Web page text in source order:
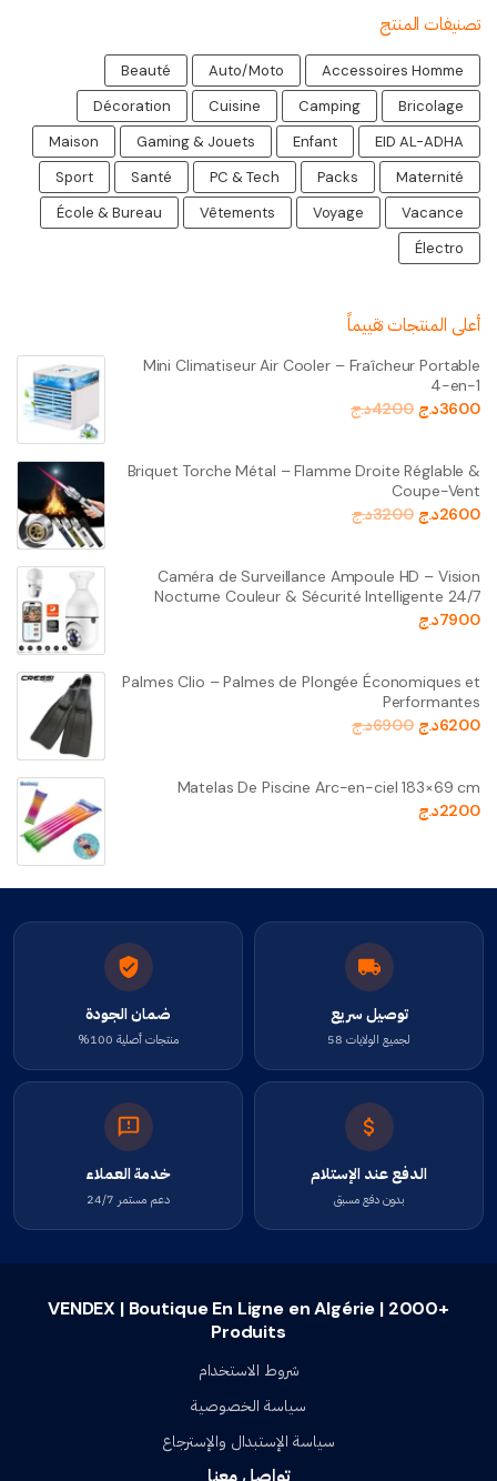
تصنيفات المنتج
Accessoires Homme
Auto/Moto
Beauté
Bricolage
Camping
Cuisine
Décoration
EID AL-ADHA
Enfant
Gaming & Jouets
Maison
Maternité
Packs
PC & Tech
Santé
Sport
Vacance
Voyage
Vêtements
École & Bureau
Électro
أعلى المنتجات تقييماً
Mini Climatiseur Air Cooler – Fraîcheur Portable
4-en-1
3600د.ج 4200د.ج
Briquet Torche Métal – Flamme Droite Réglable &
Coupe-Vent
2600د.ج 3200د.ج
Caméra de Surveillance Ampoule HD – Vision
Nocturne Couleur & Sécurité Intelligente 24/7
7900د.ج
Palmes Clio – Palmes de Plongée Économiques et
Performantes
6200د.ج 6900د.ج
Matelas De Piscine Arc-en-ciel 183×69 cm
2200د.ج
توصيل سريع
لجميع الولايات 58
ضمان الجودة
منتجات أصلية 100%
الدفع عند الإستلام
بدون دفع مسبق
خدمة العملاء
دعم مستمر 24/7
VENDEX | Boutique En Ligne en Algérie | 2000+
Produits
شروط الاستخدام
سياسة الخصوصية
سياسة الإستبدال والإسترجاع
تواصل معنا